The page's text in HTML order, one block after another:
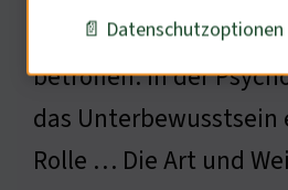
Berichterstattung
betroffen. In der
das Unterbewusstsein
Rolle … Die Art und
📄 Datenschutzoptionen